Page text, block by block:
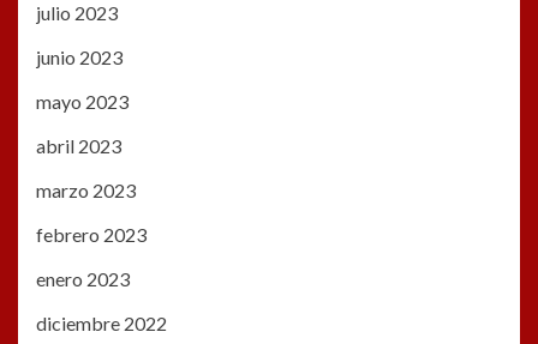
julio 2023
junio 2023
mayo 2023
abril 2023
marzo 2023
febrero 2023
enero 2023
diciembre 2022